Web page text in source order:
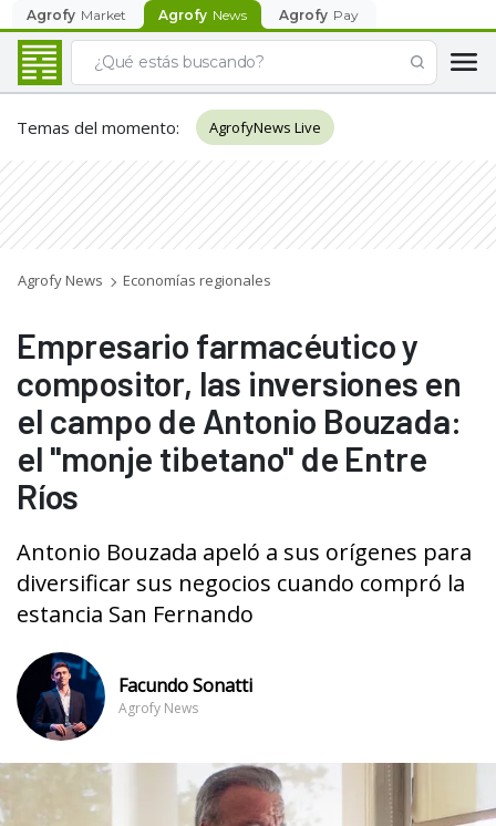
Agrofy Market Agrofy News Agrofy Pay
Temas del momento: AgrofyNews Live
Agrofy News Economías regionales
Empresario farmacéutico y
compositor, las inversiones en
el campo de Antonio Bouzada:
el "monje tibetano" de Entre
Ríos
Antonio Bouzada apeló a sus orígenes para
diversificar sus negocios cuando compró la
estancia San Fernando
Facundo Sonatti
Agrofy News